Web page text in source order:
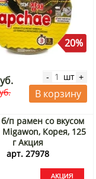
20%
- шт +
В корзину
п рамен со вкусом
Корея, 125
г Акция
арт. 27978